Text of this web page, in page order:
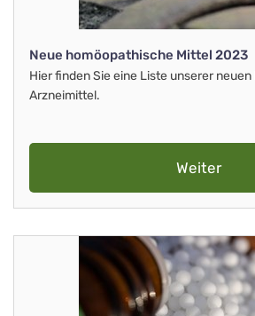
Neue homöopathische Mittel 2023
Hier finden Sie eine Liste unserer
Arzneimittel.
Weiter